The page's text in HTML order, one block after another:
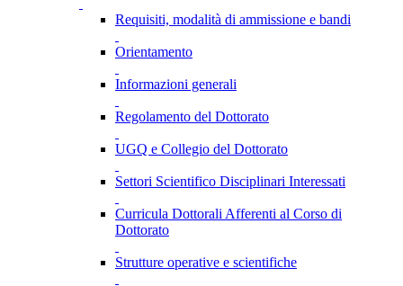
Requisiti, modalità di ammissione e bandi
Orientamento
Informazioni generali
Regolamento del Dottorato
UGQ e Collegio del Dottorato
Settori Scientifico Disciplinari Interessati
Curricula Dottorali Afferenti al Corso di
Dottorato
Strutture operative e scientifiche